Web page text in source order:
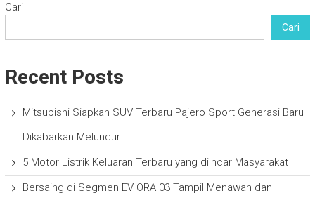
Cari
Cari
Recent Posts
Mitsubishi Siapkan SUV Terbaru Pajero Sport Generasi Baru
Dikabarkan Meluncur
5 Motor Listrik Keluaran Terbaru yang diIncar Masyarakat
Bersaing di Segmen EV ORA 03 Tampil Menawan dan